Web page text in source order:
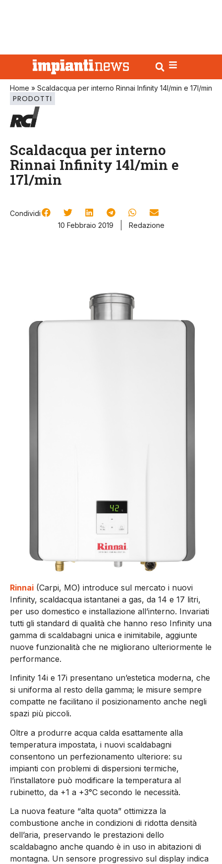
Home » Scaldacqua per interno Rinnai Infinity 14l/min e 17l/min
PRODOTTI
Scaldacqua per interno
Rinnai Infinity 14l/min e
17l/min
Condividi
10 Febbraio 2019
Redazione
Rinnai (Carpi, MO) introduce sul mercato i nuovi
Infinity, scaldacqua istantanei a gas, da 14 e 17 litri,
per uso domestico e installazione all’interno. Invariati
tutti gli standard di qualità che hanno reso Infinity una
gamma di scaldabagni unica e inimitabile, aggiunte
nuove funzionalità che ne migliorano ulteriormente le
performance.
Infinity 14i e 17i presentano un’estetica moderna, che
si uniforma al resto della gamma; le misure sempre
compatte ne facilitano il posizionamento anche negli
spazi più piccoli.
Oltre a produrre acqua calda esattamente alla
temperatura impostata, i nuovi scaldabagni
consentono un perfezionamento ulteriore: su
impianti con problemi di dispersioni termiche,
l’installatore può modificare la temperatura al
rubinetto, da +1 a +3°C secondo le necessità.
La nuova feature “alta quota” ottimizza la
combustione anche in condizioni di ridotta densità
dell’aria, preservando le prestazioni dello
scaldabagno anche quando è in uso in abitazioni di
montagna. Un sensore progressivo sul display indica